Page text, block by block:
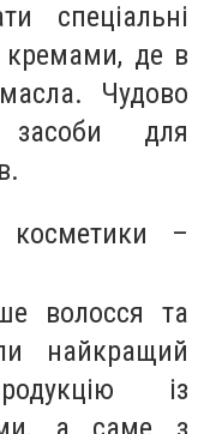
спеціальні
кремами, де в
Чудово
для
косметики –
волосся та
найкращий
із